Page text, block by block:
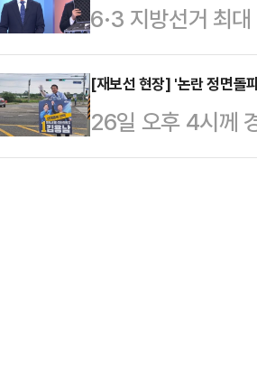
격 자체가 없다"며
반드시 뿌리 뽑아
“이는 명백한 휴
발생하는 모든 결
“우리는 그 어떤
최선을 다할 것”
격을 하겠다”…
6·3 지방선거 최
기'가 등장했다. 정
교 금품수수 등 의
물으면서다.정이
열린 '부산KBS 초
[재보선 현장] '논란 정면돌
26일 오후 4시께
릴 듯 잔뜩 흐린